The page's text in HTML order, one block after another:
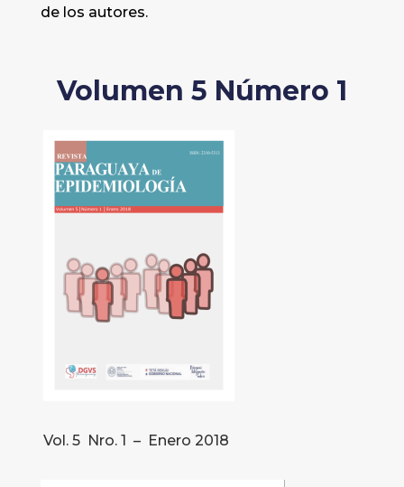
de los autores.
Volumen 5 Número 1
Vol. 5 Nro. 1 – Enero 2018